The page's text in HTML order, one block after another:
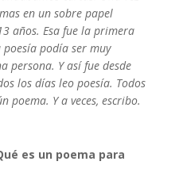
en un sobre papel
años. Esa fue la primera
podía ser muy
persona. Y así fue desde
los días leo poesía. Todos
poema. Y a veces, escribo.
es un poema para